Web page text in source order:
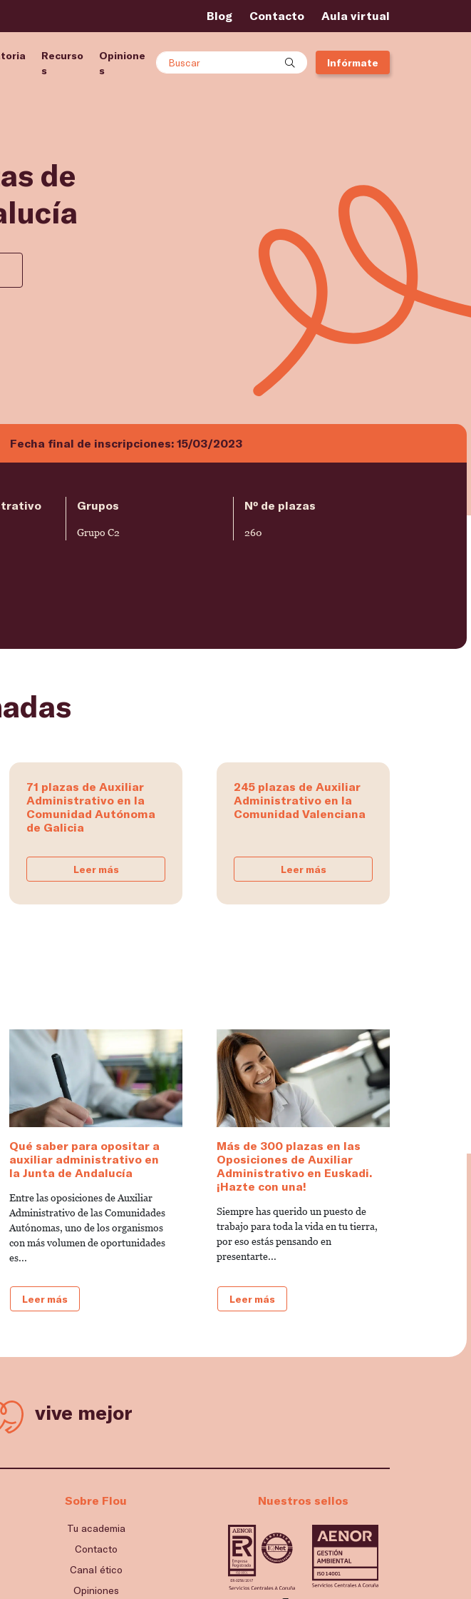
Blog Contacto Aula virtual
Recurso
s
Opinione
s
Buscar Infórmate
de
Fecha final de inscripciones: 15/03/2023
Grupos
Grupo C2
Nº de plazas
260
71 plazas de Auxiliar
Administrativo en la
Comunidad Autónoma
de Galicia
Leer más
245 plazas de Auxiliar
Administrativo en la
Comunidad Valenciana
Leer más
Qué saber para opositar a
auxiliar administrativo en
la Junta de Andalucía
Entre las oposiciones de Auxiliar
Administrativo de las Comunidades
Autónomas, uno de los organismos
con más volumen de oportunidades
es...
Leer más
Más de 300 plazas en las
Oposiciones de Auxiliar
Administrativo en Euskadi.
¡Hazte con una!
Siempre has querido un puesto de
trabajo para toda la vida en tu tierra,
por eso estás pensando en
presentarte...
Leer más
vive mejor
Sobre Flou
Tu academia
Contacto
Canal ético
Opiniones
Nuestros sellos